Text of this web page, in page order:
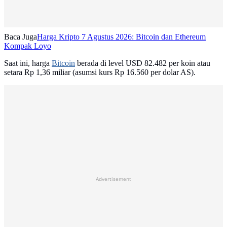
Baca JugaHarga Kripto 7 Agustus 2026: Bitcoin dan Ethereum
Kompak Loyo
Saat ini, harga Bitcoin berada di level USD 82.482 per koin atau
setara Rp 1,36 miliar (asumsi kurs Rp 16.560 per dolar AS).
Advertisement